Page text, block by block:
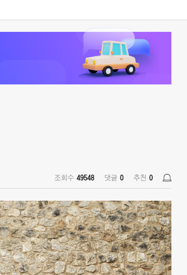
조회수 49548 댓글 0 추천 0